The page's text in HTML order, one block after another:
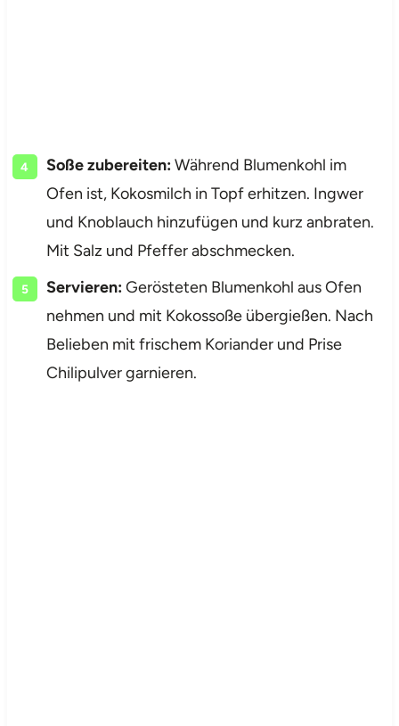
Soße zubereiten:Während Blumenkohl im
Ofen ist, Kokosmilch in Topf erhitzen. Ingwer
und Knoblauch hinzufügen und kurz anbraten.
Mit Salz und Pfeffer abschmecken.
Servieren:Gerösteten Blumenkohl aus Ofen
nehmen und mit Kokossoße übergießen. Nach
Belieben mit frischem Koriander und Prise
Chilipulver garnieren.